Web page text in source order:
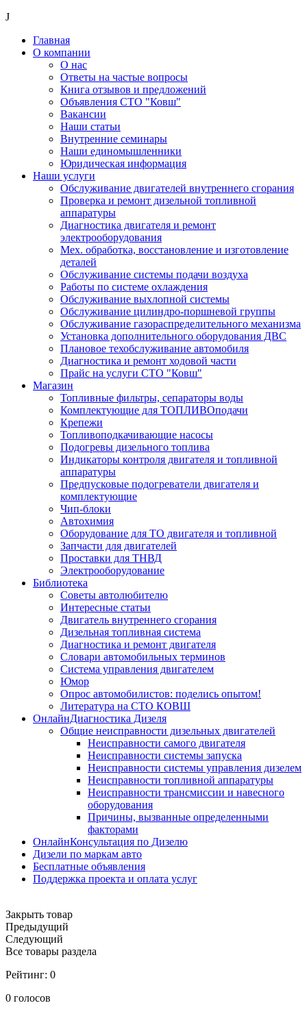
J
Главная
О компании
О нас
Ответы на частые вопросы
Книга отзывов и предложений
Объявления СТО "Ковш"
Вакансии
Наши статьи
Внутренние семинары
Наши единомышленники
Юридическая информация
Наши услуги
Обслуживание двигателей внутреннего сгорания
Проверка и ремонт дизельной топливной
аппаратуры
Диагностика двигателя и ремонт
электрооборудования
Мех. обработка, восстановление и изготовление
деталей
Обслуживание системы подачи воздуха
Работы по системе охлаждения
Обслуживание выхлопной системы
Обслуживание цилиндро-поршневой группы
Обслуживание газораспределительного механизма
Установка дополнительного оборудования ДВС
Плановое техобслуживание автомобиля
Диагностика и ремонт ходовой части
Прайс на услуги СТО "Ковш"
Магазин
Топливные фильтры, сепараторы воды
Комплектующие для ТОПЛИВОподачи
Крепежи
Топливоподкачивающие насосы
Подогревы дизельного топлива
Индикаторы контроля двигателя и топливной
аппаратуры
Предпусковые подогреватели двигателя и
комплектующие
Чип-блоки
Автохимия
Оборудование для ТО двигателя и топливной
Запчасти для двигателей
Проставки для ТНВД
Электрооборудование
Библиотека
Советы автолюбителю
Интересные статьи
Двигатель внутреннего сгорания
Дизельная топливная система
Диагностика и ремонт двигателя
Словари автомобильных терминов
Система управления двигателем
Юмор
Опрос автомобилистов: поделись опытом!
Литература на СТО КОВШ
ОнлайнДиагностика Дизеля
Общие неисправности дизельных двигателей
Неисправности самого двигателя
Неисправности системы запуска
Неисправности системы управления дизелем
Неисправности топливной аппаратуры
Неисправности трансмиссии и навесного
оборудования
Причины, вызванные определенными
факторами
ОнлайнКонсультация по Дизелю
Дизели по маркам авто
Бесплатные объявления
Поддержка проекта и оплата услуг
Закрыть товар
Предыдущий
Следующий
Все товары раздела
Рейтинг: 0
0 голосов